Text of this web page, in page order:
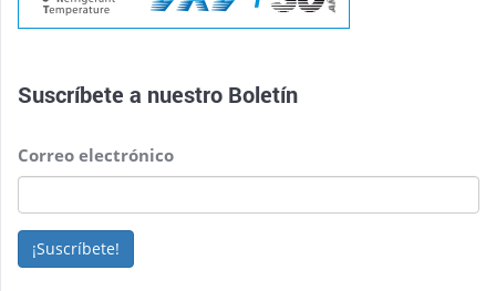
Suscríbete a nuestro Boletín
Correo electrónico
¡Suscríbete!